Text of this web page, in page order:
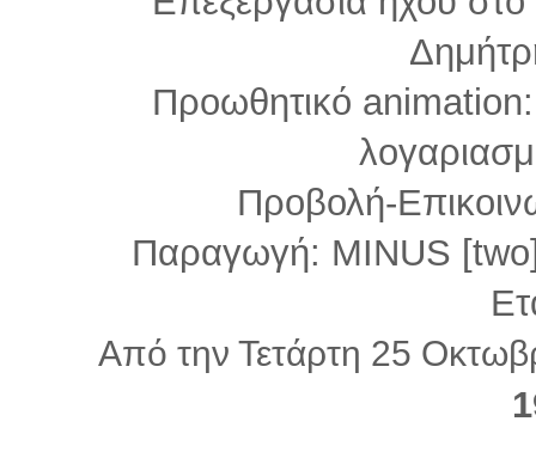
Προωθητικό
Προβολή-
Παραγωγή: MINUS
Από την Τετάρτη 25